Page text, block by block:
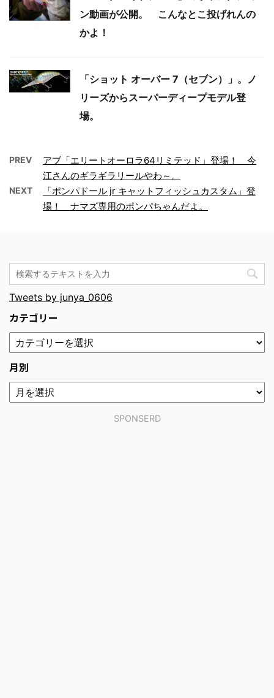
ン動画が公開。 こんなとこ投げれんの
かよ！
「ショット オーバー 7（セブン）」。ノ
リーズからスーパーディープモデル登
場。
PREV
アブ「エリートオーロラ64リミテッド」登場！ 今
江さんのギラギラリールやわ～。
NEXT
「ポンパドール jr キャットフィッシュカスタム」登
場！ ナマズ専用のポンパちゃんだよ。
Tweets by junya_0606
カテゴリー
月別
SPONSERD